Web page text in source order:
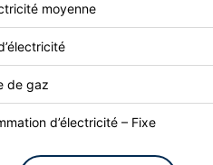
moyenne
de gaz
d’électricité – Fixe